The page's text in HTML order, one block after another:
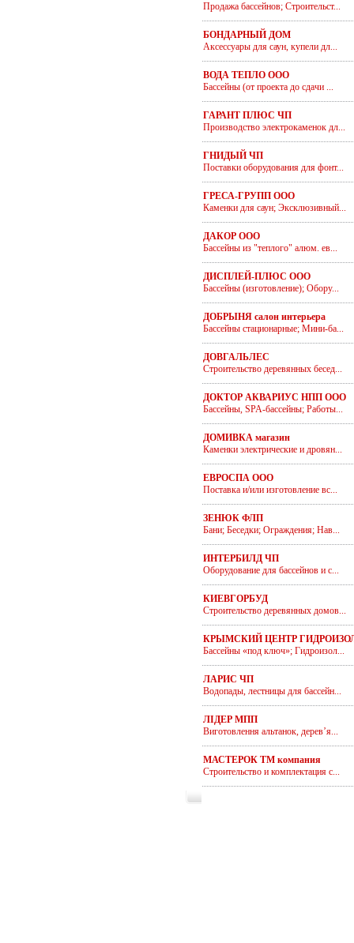
Продажа бассейнов; Строительст...
БОНДАРНЫЙ ДОМ
Аксессуары для саун, купели дл...
ВОДА ТЕПЛО ООО
Бассейны (от проекта до сдачи ...
ГАРАНТ ПЛЮС ЧП
Производство электрокаменок дл...
ГНИДЫЙ ЧП
Поставки оборудования для фонт...
ГРЕСА-ГРУПП ООО
Каменки для саун; Эксклюзивный...
ДАКОР ООО
Бассейны из "теплого" алюм. ев...
ДИСПЛЕЙ-ПЛЮС ООО
Бассейны (изготовление); Обору...
ДОБРЫНЯ салон интерьера
Бассейны стационарные; Мини-ба...
ДОВГАЛЬЛЕС
Строительство деревянных бесед...
ДОКТОР АКВАРИУС НПП ООО
Бассейны, SPA-бассейны; Работы...
ДОМИВКА магазин
Каменки электрические и дровян...
ЕВРОСПА ООО
Поставка и/или изготовление вс...
ЗЕНЮК ФЛП
Бани; Беседки; Ограждения; Нав...
ИНТЕРБИЛД ЧП
Оборудование для бассейнов и с...
КИЕВГОРБУД
Строительство деревянных домов...
КРЫМСКИЙ ЦЕНТР
Бассейны «под ключ»; Гидроизол...
ЛАРИС ЧП
Водопады, лестницы для бассейн...
ЛІДЕР МПП
Виготовлення альтанок, дерев’я...
МАСТЕРОК ТМ компания
Строительство и комплектация с...